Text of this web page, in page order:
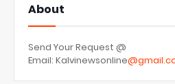
About
Send Your Request @
Email: Kalvinewsonline